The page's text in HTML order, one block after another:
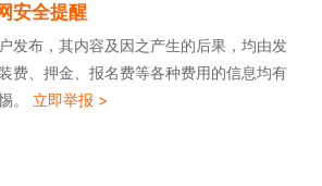
安全提醒
发布，其内容及因之产生的后果，均由发
费、押金、报名费等各种费用的信息均有
。 立即举报 >